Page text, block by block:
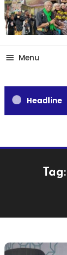
Menu
Headline
Tag: